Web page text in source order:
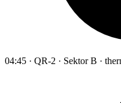
04:45 · QR-2 · Sektor B ·